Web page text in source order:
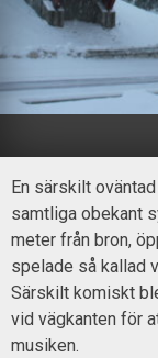
En särskilt
samtliga obekant
meter från bron,
spelade så kallad
Särskilt komiskt
vid vägkanten för
musiken.